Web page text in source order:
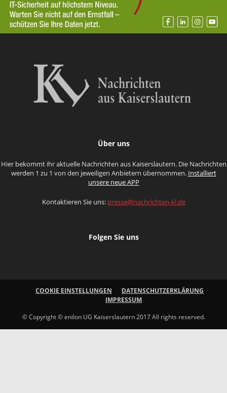
Über uns
Hier bekommt ihr aktuelle Nachrichten aus Kaiserslautern. Die Nachrichten
werden 1 zu 1 von den jeweiligen Anbietern übernommen. Installiert
unsere neue APP
Kontaktieren Sie uns: presse@nachrichten-kl.de
Folgen Sie uns
COOKIE EINSTELLUNGEN
DATENSCHUTZERKLÄRUNG
IMPRESSUM
© Copyright © enilon UG Kaiserslautern 2017 All rights reserved.